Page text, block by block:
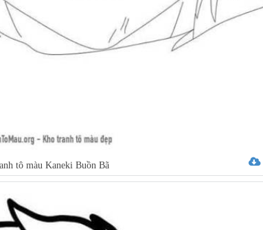
tô màu Kaneki Buồn Bã